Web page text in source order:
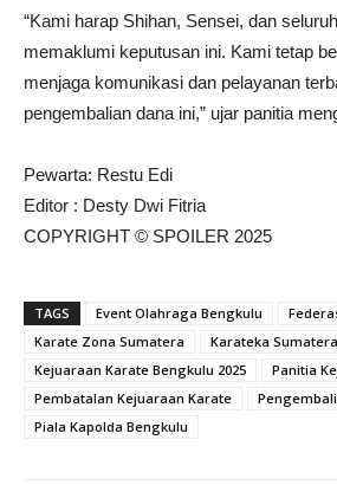
“Kami harap Shihan, Sensei, dan
memaklumi keputusan ini. Kami tetap
menjaga komunikasi dan pelayanan
pengembalian dana ini,” ujar panitia
Pewarta: Restu Edi
Editor : Desty Dwi Fitria
COPYRIGHT © SPOILER 2025
TAGS Event Olahraga Bengkulu
Karate Zona Sumatera
Karateka Sumatera
Kejuaraan Karate Bengkulu 2025
Panitia
Pembatalan Kejuaraan Karate
Piala Kapolda Bengkulu